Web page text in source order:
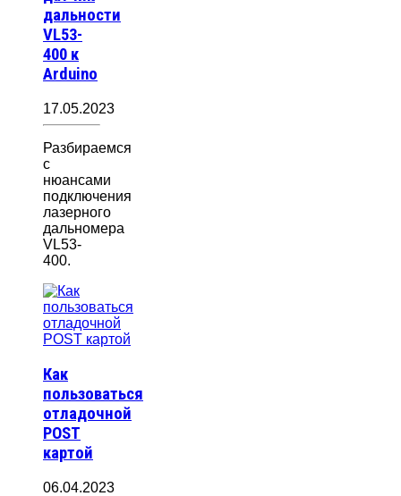
дальности
VL53-
400 к
Arduino
17.05.2023
Разбираемся
с
нюансами
подключения
лазерного
дальномера
VL53-
400.
Как
пользоваться
отладочной
POST
картой
06.04.2023